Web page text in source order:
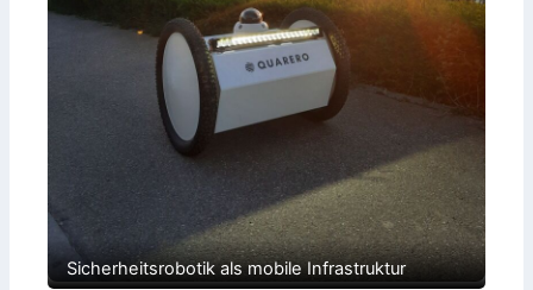
Sicherheitsrobotik als mobile Infrastruktur